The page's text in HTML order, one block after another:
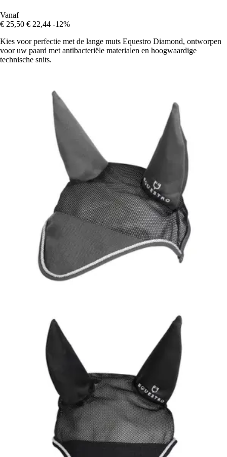
Vanaf
€ 25,50 € 22,44 -12%
Kies voor perfectie met de lange muts Equestro Diamond, ontworpen
voor uw paard met antibacteriële materialen en hoogwaardige
technische snits.